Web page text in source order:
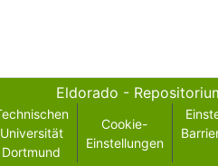
Eldorado -
Universität
Dortmund
Cookie-
Einstellungen